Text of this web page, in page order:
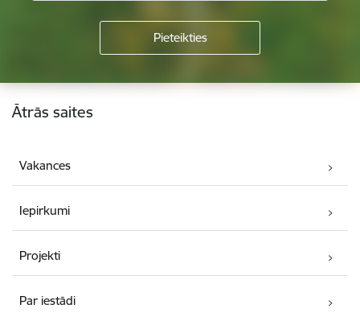
Kājene
Ātrās saites
Vakances
Iepirkumi
Projekti
Par iestādi